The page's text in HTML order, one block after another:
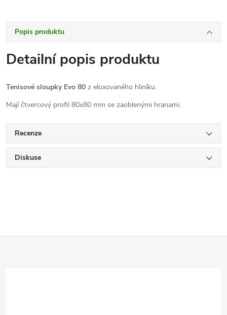
Popis produktu
Detailní popis produktu
Tenisové sloupky Evo 80 z eloxovaného hliníku.
Mají čtvercový profil 80x80 mm se zaoblenými hranami.
Recenze
Diskuse